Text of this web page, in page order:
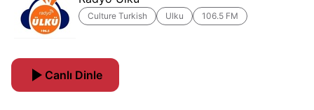
Culture Turkish Ulku 106.5 FM
Canlı Dinle